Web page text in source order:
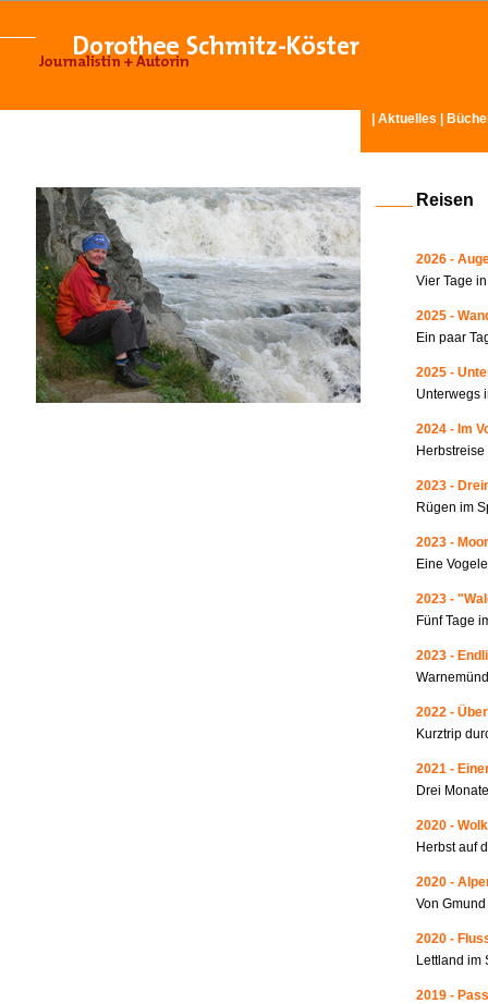
Aktuelles
Reisen
2026 -
Vier Tage
2025 -
Ein paar
2025 -
Unterwegs
2024 - Im
2023 -
Rügen im
2023 -
Eine
2023 -
Fünf Tage
2023 -
2022 -
Kurztrip
2021 -
Drei
2020 -
Herbst auf
2020 -
Von
2020 -
Lettland im
2019 -